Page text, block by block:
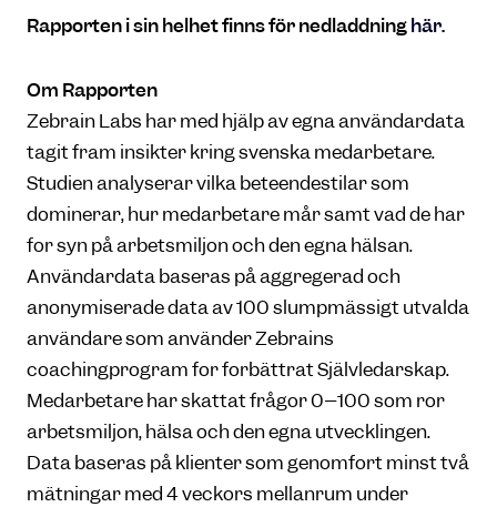
Rapporten i sin helhet finns för nedladdninghär.
Om Rapporten
Zebrain Labs har med hjälp av egna användardata
tagit fram insikter kring svenska medarbetare.
Studien analyserar vilka beteendestilar som
dominerar, hur medarbetare mår samt vad de har
för syn på arbetsmiljön och den egna hälsan.
Användardata baseras på aggregerad och
anonymiserade data av 100 slumpmässigt utvalda
användare som använder Zebrains
coachingprogram för förbättrat Självledarskap.
Medarbetare har skattat frågor 0–100 som rör
arbetsmiljön, hälsa och den egna utvecklingen.
Data baseras på klienter som genomfört minst två
mätningar med 4 veckors mellanrum under